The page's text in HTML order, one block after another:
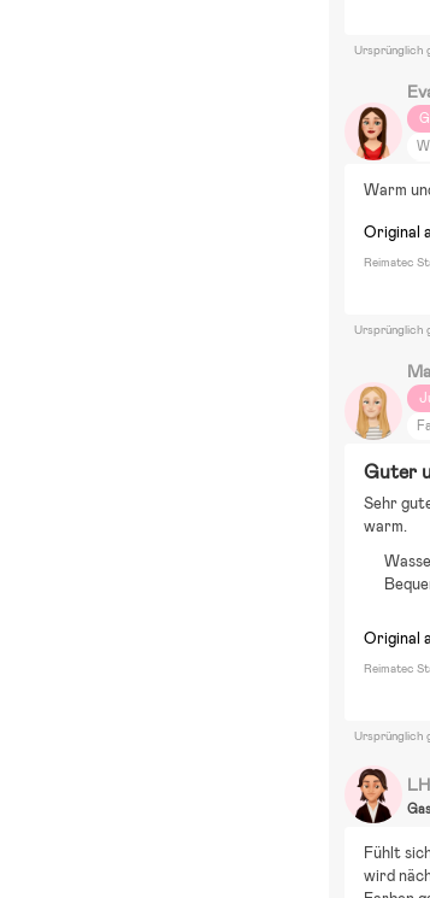
Ursprünglich
Warm
Original
Reimatec
Ursprünglich
Guter
Sehr
warm.
Original
Reimatec
Ursprünglich
LH
Fühlt
wird